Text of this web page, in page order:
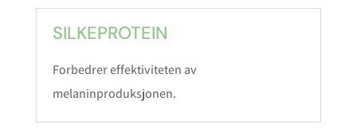
SILKEPROTEIN
Forbedrer effektiviteten av
melaninproduksjonen.